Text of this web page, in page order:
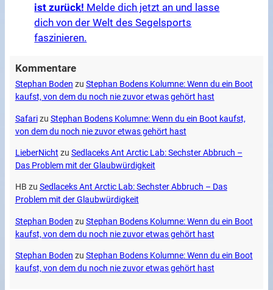
ist zurück! Melde dich jetzt an und lasse
dich von der Welt des Segelsports
faszinieren.
Kommentare
Stephan Boden zu Stephan Bodens Kolumne: Wenn du ein Boot
kaufst, von dem du noch nie zuvor etwas gehört hast
Safarizu Stephan Bodens Kolumne: Wenn du ein Boot kaufst,
von dem du noch nie zuvor etwas gehört hast
LieberNicht zu Sedlaceks Ant Arctic Lab: Sechster Abbruch –
Das Problem mit der Glaubwürdigkeit
HB zu Sedlaceks Ant Arctic Lab: Sechster Abbruch – Das
Problem mit der Glaubwürdigkeit
Stephan Boden zu Stephan Bodens Kolumne: Wenn du ein Boot
kaufst, von dem du noch nie zuvor etwas gehört hast
Stephan Boden zu Stephan Bodens Kolumne: Wenn du ein Boot
kaufst, von dem du noch nie zuvor etwas gehört hast